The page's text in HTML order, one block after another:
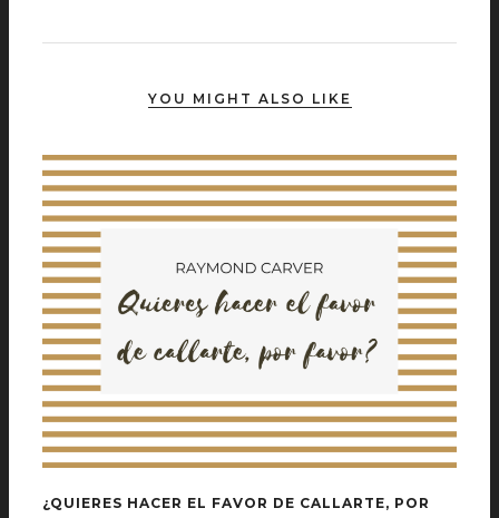
YOU MIGHT ALSO LIKE
¿QUIERES HACER EL FAVOR DE CALLARTE, POR